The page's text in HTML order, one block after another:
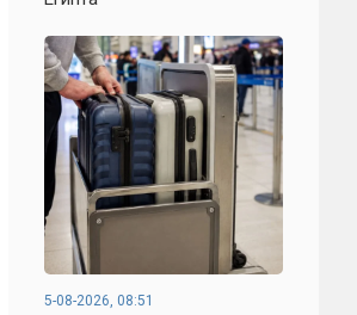
5-08-2026, 08:51